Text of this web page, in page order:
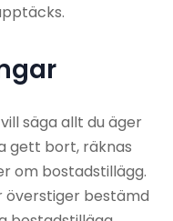
säga allt du äger
gett bort, räknas
om bostadstillägg.
överstiger bestämd